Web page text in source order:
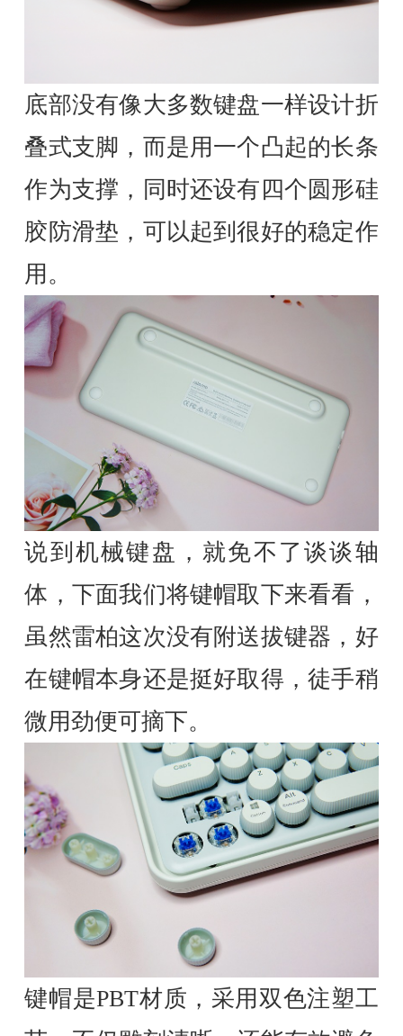
底部没有像大多数键盘一样设计折
叠式支脚，而是用一个凸起的长条
作为支撑，同时还设有四个圆形硅
胶防滑垫，可以起到很好的稳定作
用。
说到机械键盘，就免不了谈谈轴
体，下面我们将键帽取下来看看，
虽然雷柏这次没有附送拔键器，好
在键帽本身还是挺好取得，徒手稍
微用劲便可摘下。
键帽是PBT材质，采用双色注塑工